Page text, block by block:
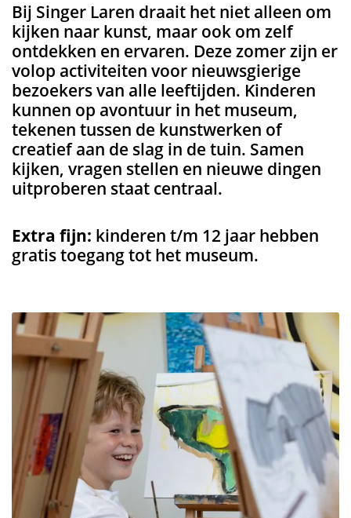
Bij Singer Laren draait het niet alleen om
kijken naar kunst, maar ook om zelf
ontdekken en ervaren. Deze zomer zijn er
volop activiteiten voor nieuwsgierige
bezoekers van alle leeftijden. Kinderen
kunnen op avontuur in het museum,
tekenen tussen de kunstwerken of
creatief aan de slag in de tuin. Samen
kijken, vragen stellen en nieuwe dingen
uitproberen staat centraal.
Extra fijn: kinderen t/m 12 jaar hebben
gratis toegang tot het museum.